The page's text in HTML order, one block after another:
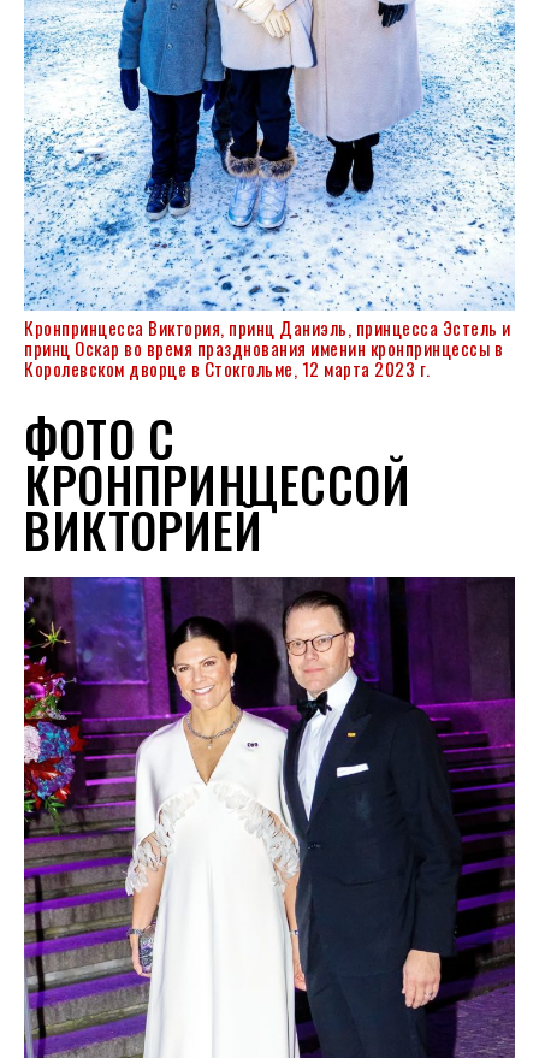
Кронпринцесса Виктория, принц Даниэль, принцесса Эстель и
принц Оскар во время празднования именин кронпринцессы в
Королевском дворце в Стокгольме, 12 марта 2023 г.
ФОТО С
КРОНПРИНЦЕССОЙ
ВИКТОРИЕЙ